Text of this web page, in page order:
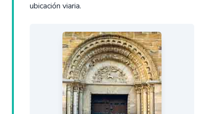
ubicación viaria.